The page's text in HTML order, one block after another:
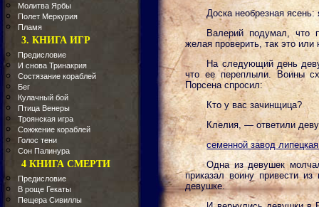
Молитва Ярбы
Полет Меркурия
Пламя
3. КНИГА ИГР
Предисловие
И снова Тринакрия
Состязание кораблей
Бег
Кулачный бой
Птица Венеры
Троянская игра
Сожжение кораблей
Голос тени
Сон Палинура
4 КНИГА СМЕРТИ
Предисловие
В роще Гекаты
Пещера Сивиллы
Доска необрезная
Валерий подумал, что
желая проверить, так это
На следующий день
что ее переплыли. Воины
Порсена спросил:
Кто у вас зачинщица?
Клелия, — ответили
семенной завод
Одна из девушек
приказал воину привести
девушке.